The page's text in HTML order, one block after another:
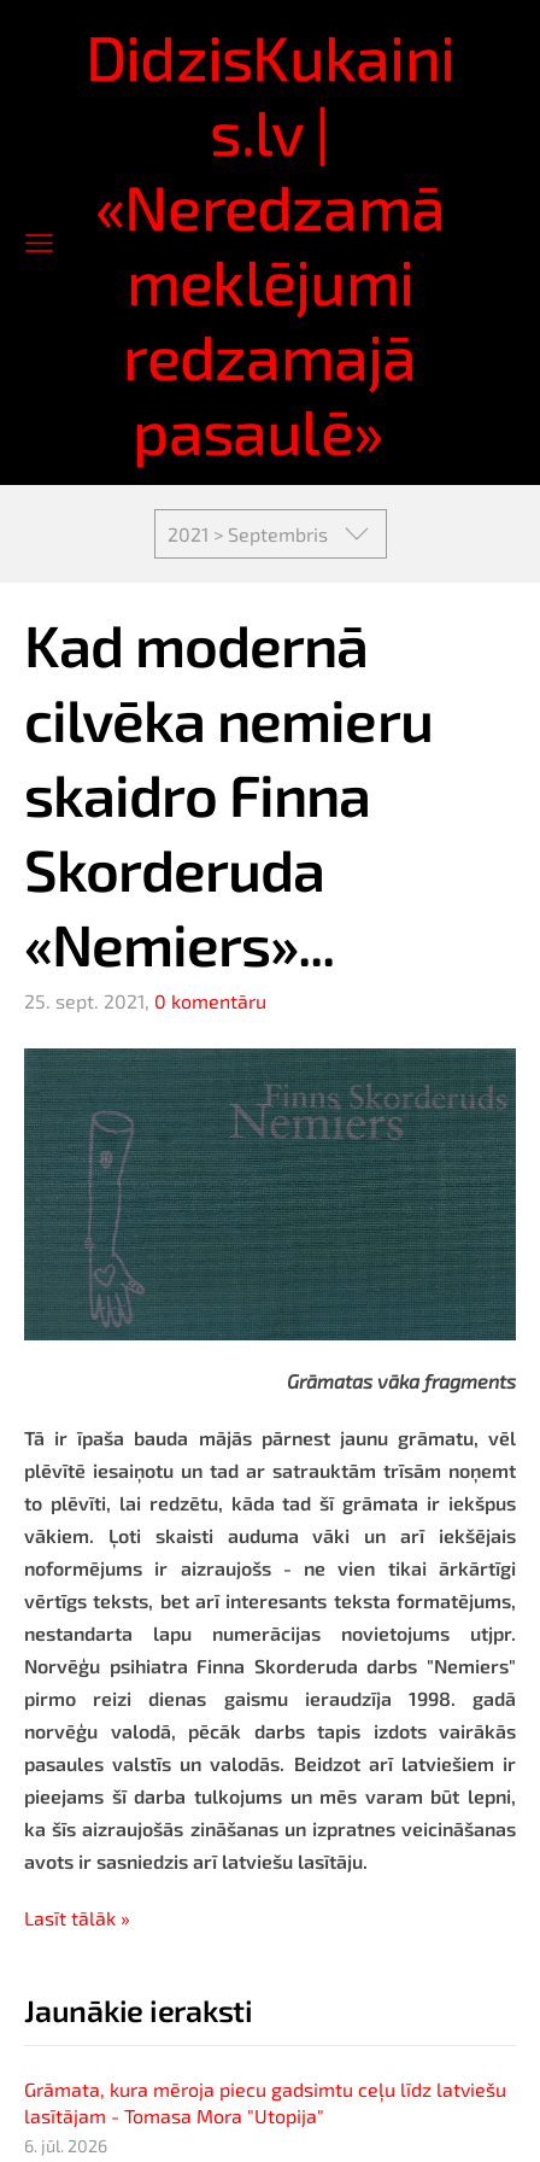
DidzisKukaini
s.lv |
«Neredzamā
meklējumi
redzamajā
pasaulē»
2021 > Septembris
Jaunākie ieraksti
Grāmata, kura mēroja piecu gadsimtu ceļu līdz latviešu
lasītājam - Tomasa Mora "Utopija"
6. jūl. 2026
Kad modernā
cilvēka nemieru
skaidro Finna
Skorderuda
«Nemiers»...
25. sept. 2021, 0 komentāru
Grāmatas vāka fragments
Tā ir īpaša bauda mājās pārnest jaunu grāmatu, vēl
plēvītē iesaiņotu un tad ar satrauktām trīsām noņemt
to plēvīti, lai redzētu, kāda tad šī grāmata ir iekšpus
vākiem. Ļoti skaisti auduma vāki un arī iekšējais
noformējums ir aizraujošs - ne vien tikai ārkārtīgi
vērtīgs teksts, bet arī interesants teksta formatējums,
nestandarta lapu numerācijas novietojums utjpr.
Norvēģu psihiatra Finna Skorderuda darbs "Nemiers"
pirmo reizi dienas gaismu ieraudzīja 1998. gadā
norvēģu valodā, pēcāk darbs tapis izdots vairākās
pasaules valstīs un valodās. Beidzot arī latviešiem ir
pieejams šī darba tulkojums un mēs varam būt lepni,
ka šīs aizraujošās zināšanas un izpratnes veicināšanas
avots ir sasniedzis arī latviešu lasītāju.
Lasīt tālāk »